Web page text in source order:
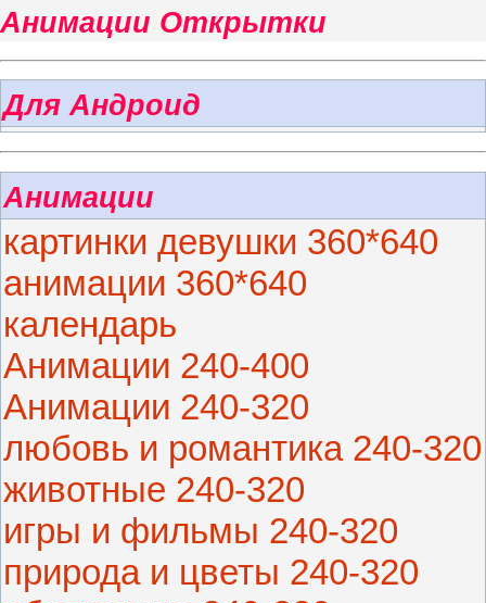
Анимации Открытки
Для Андроид
Анимации
картинки девушки 360*640
анимации 360*640
календарь
Анимации 240-400
Анимации 240-320
любовь и романтика 240-320
животные 240-320
игры и фильмы 240-320
природа и цветы 240-320